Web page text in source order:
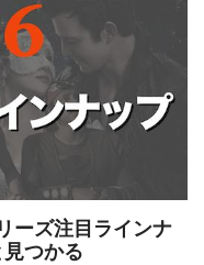
ーズ注目ラインナ
つかる